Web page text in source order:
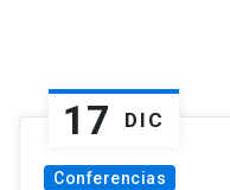
17 DIC
Conferencias